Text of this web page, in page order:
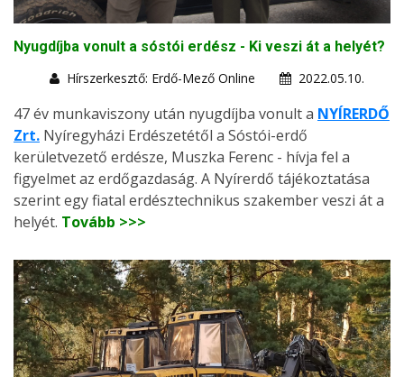
Nyugdíjba vonult a sóstói erdész - Ki veszi át a helyét?
Hírszerkesztő: Erdő-Mező Online
2022.05.10.
47 év munkaviszony után nyugdíjba vonult a NYÍRERDŐ
Zrt. Nyíregyházi Erdészetétől a Sóstói-erdő
kerületvezető erdésze, Muszka Ferenc - hívja fel a
figyelmet az erdőgazdaság. A Nyírerdő tájékoztatása
szerint egy fiatal erdésztechnikus szakember veszi át a
helyét. Tovább >>>